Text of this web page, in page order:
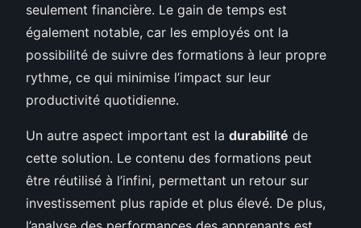
seulement financière. Le gain de temps est
également notable, car les employés ont la
possibilité de suivre des formations à leur propre
rythme, ce qui minimise l’impact sur leur
productivité quotidienne.
Un autre aspect important est la durabilité de
cette solution. Le contenu des formations peut
être réutilisé à l’infini, permettant un retour sur
investissement plus rapide et plus élevé. De plus,